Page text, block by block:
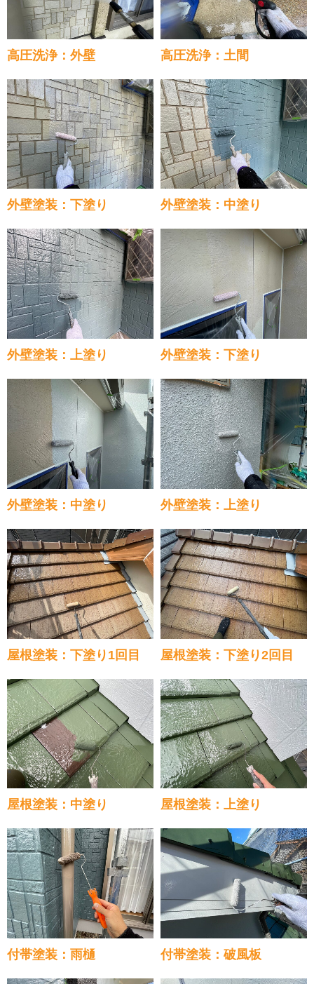
高圧洗浄：外壁 高圧洗浄：土間
外壁塗装：下塗り 外壁塗装：中塗り
外壁塗装：上塗り 外壁塗装：下塗り
外壁塗装：中塗り 外壁塗装：上塗り
屋根塗装：下塗り1回目 屋根塗装：下塗り2回目
屋根塗装：中塗り 屋根塗装：上塗り
付帯塗装：雨樋 付帯塗装：破風板